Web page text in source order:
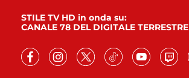
STILE TV HD in onda su:
CANALE 78 DEL DIGITALE TERRESTRE